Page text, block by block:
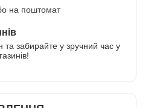
на поштомат
забирайте у зручний час у